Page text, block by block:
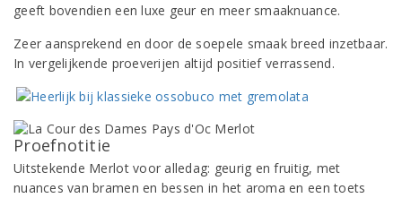
geeft bovendien een luxe geur en meer smaaknuance.
Zeer aansprekend en door de soepele smaak breed inzetbaar.
In vergelijkende proeverijen altijd positief verrassend.
Proefnotitie
Uitstekende Merlot voor alledag: geurig en fruitig, met
nuances van bramen en bessen in het aroma en een toets